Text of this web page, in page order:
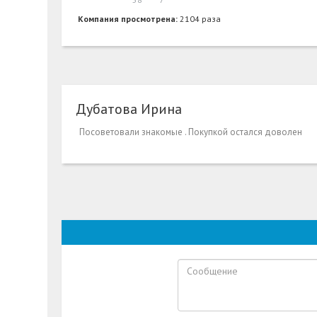
Компания просмотрена:2104 раза
Дубатова Ирина
Посоветовали знакомые . Покупкой остался доволен